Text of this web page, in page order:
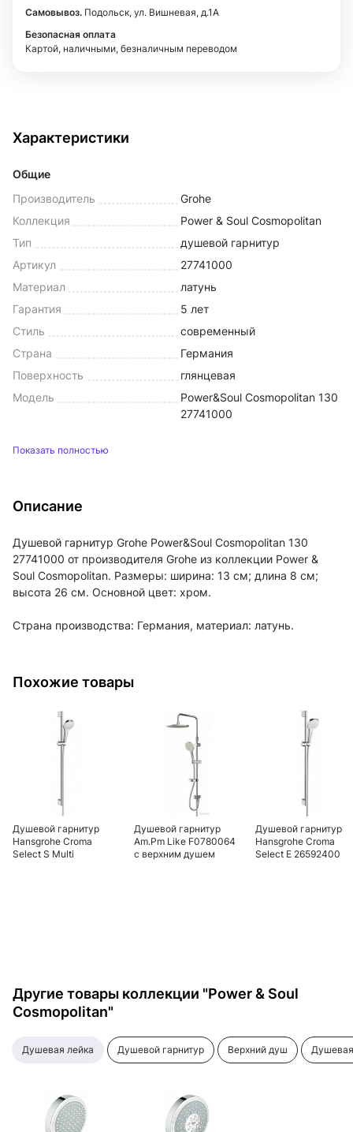
Самовывоз. Подольск, ул. Вишневая, д.1А
Безопасная оплата
Картой, наличными, безналичным переводом
Характеристики
Общие
Производитель
Grohe
Коллекция
Power & Soul Cosmopolitan
Тип
душевой гарнитур
Артикул
27741000
Материал
латунь
Гарантия
5 лет
Стиль
современный
Страна
Германия
Поверхность
глянцевая
Модель
Power&Soul Cosmopolitan 130
27741000
Показать полностью
Описание
Душевой гарнитур Grohe Power&Soul Cosmopolitan 130
27741000 от производителя Grohe из коллекции Power &
Soul Cosmopolitan. Размеры: ширина: 13 см; длина 8 см;
высота 26 см. Основной цвет: хром.
Страна производства: Германия, материал: латунь.
Похожие товары
Душевой гарнитур
Hansgrohe Croma
Select S Multi
Душевой гарнитур
Am.Pm Like F0780064
с верхним душем
Душевой гарнитур
Hansgrohe Croma
Select E 26592400
Другие товары коллекции "Power & Soul
Cosmopolitan"
душевая лейка душевой гарнитур верхний душ